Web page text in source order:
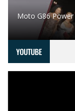
Moto G86
YOUTUBE